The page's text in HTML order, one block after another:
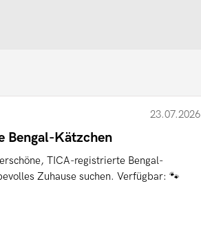
23.07.2026
Bengal-Kätzchen
TICA-registrierte Bengal-
Zuhause suchen. Verfügbar: 🐾